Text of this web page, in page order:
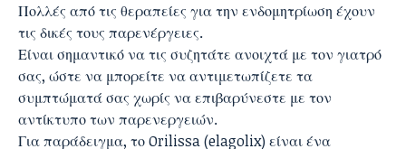
Πολλές από τις θεραπείες για την ενδομητρίωση έχουν
τις δικές τους παρενέργειες.
Είναι σημαντικό να τις συζητάτε ανοιχτά με τον γιατρό
σας, ώστε να μπορείτε να αντιμετωπίζετε τα
συμπτώματά σας χωρίς να επιβαρύνεστε με τον
αντίκτυπο των παρενεργειών.
Για παράδειγμα, το Orilissa (elagolix) είναι ένα